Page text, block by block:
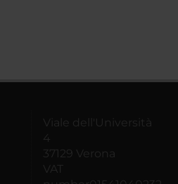
Viale dell'Università
4
37129 Verona
VAT